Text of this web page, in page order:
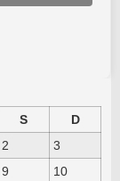
S D
2 3
9 10